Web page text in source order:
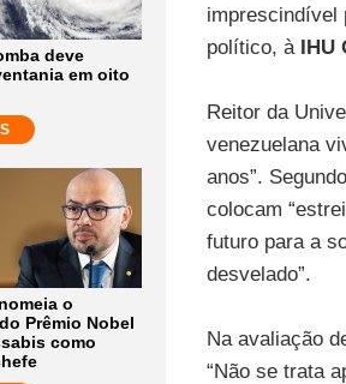
deve
em oito
o
Prêmio Nobel
como
imprescindível
político, à IHU
Reitor da
venezuelana
anos”.
colocam
futuro para a
desvelado”.
Na avaliação
“Não se trata